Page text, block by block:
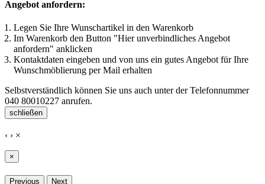
Angebot anfordern:
Legen Sie Ihre Wunschartikel in den Warenkorb
Im Warenkorb den Button "Hier unverbindliches Angebot
anfordern" anklicken
Kontaktdaten eingeben und von uns ein gutes Angebot für Ihre
Wunschmöblierung per Mail erhalten
Selbstverständlich können Sie uns auch unter der Telefonnummer
040 80010227 anrufen.
schließen
‹ › ×
×
Previous Next